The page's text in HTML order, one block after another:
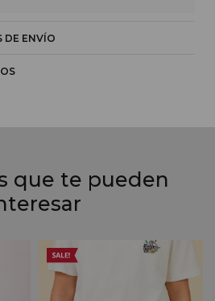
DE ENVÍO
que te pueden